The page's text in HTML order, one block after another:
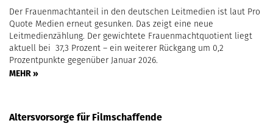
Der Frauenmachtanteil in den deutschen Leitmedien ist laut Pro
Quote Medien erneut gesunken. Das zeigt eine neue
Leitmedienzählung. Der gewichtete Frauenmachtquotient liegt
aktuell bei 37,3 Prozent – ein weiterer Rückgang um 0,2
Prozentpunkte gegenüber Januar 2026.
MEHR »
Altersvorsorge für Filmschaffende